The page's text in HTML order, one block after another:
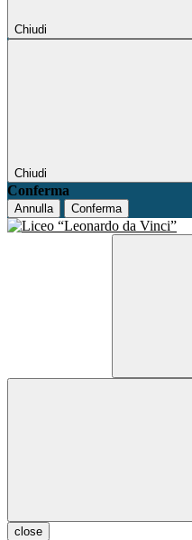
Chiudi
Chiudi
Conferma
Annulla Conferma
close